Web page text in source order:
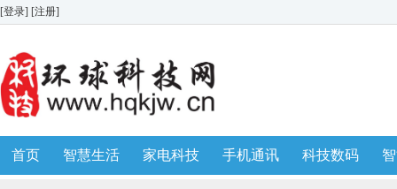
[登录] [注册]
首页 智慧生活 家电科技 手机通讯 科技数码